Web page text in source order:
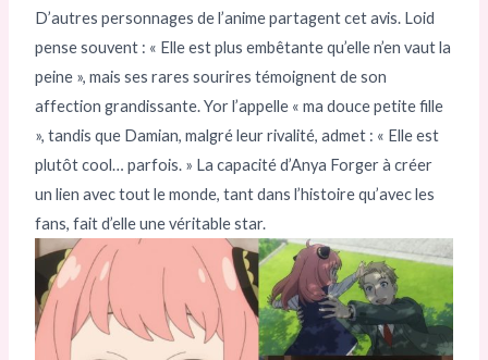
D’autres personnages de l’anime partagent cet avis. Loid
pense souvent : « Elle est plus embêtante qu’elle n’en vaut la
peine », mais ses rares sourires témoignent de son
affection grandissante. Yor l’appelle « ma douce petite fille
», tandis que Damian, malgré leur rivalité, admet : « Elle est
plutôt cool… parfois. » La capacité d’Anya Forger à créer
un lien avec tout le monde, tant dans l’histoire qu’avec les
fans, fait d’elle une véritable star.